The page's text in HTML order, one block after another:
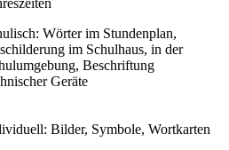
Wörter im Stundenplan,
im Schulhaus, in der
Beschriftung
Geräte
Bilder, Symbole, Wortkarten